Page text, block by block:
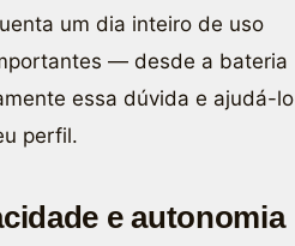
um dia inteiro de uso
— desde a bateria
essa dúvida e ajudá-lo
perfil.
e autonomia